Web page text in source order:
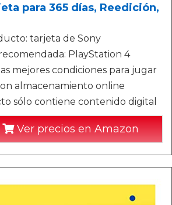
para 365 días, Reedición,
tarjeta de Sony
PlayStation 4
mejores condiciones para jugar
almacenamiento online
sólo contiene contenido digital
Ver precios en Amazon